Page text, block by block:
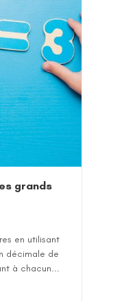
grands
en utilisant
décimale de
à chacun...